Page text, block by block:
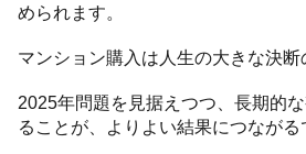
められます。
マンション購入は人生の大きな決断
2025年問題を見据えつつ、長期的
ることが、よりよい結果につながる